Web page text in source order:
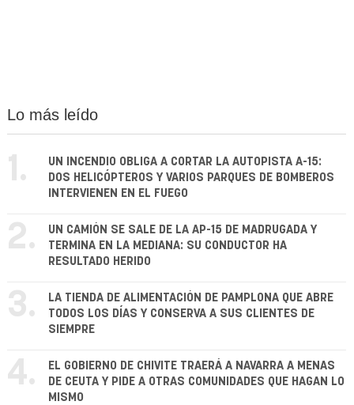
Lo más leído
1.
UN INCENDIO OBLIGA A CORTAR LA AUTOPISTA A-15:
DOS HELICÓPTEROS Y VARIOS PARQUES DE BOMBEROS
INTERVIENEN EN EL FUEGO
2.
UN CAMIÓN SE SALE DE LA AP-15 DE MADRUGADA Y
TERMINA EN LA MEDIANA: SU CONDUCTOR HA
RESULTADO HERIDO
3.
LA TIENDA DE ALIMENTACIÓN DE PAMPLONA QUE ABRE
TODOS LOS DÍAS Y CONSERVA A SUS CLIENTES DE
SIEMPRE
4.
EL GOBIERNO DE CHIVITE TRAERÁ A NAVARRA A MENAS
DE CEUTA Y PIDE A OTRAS COMUNIDADES QUE HAGAN LO
MISMO